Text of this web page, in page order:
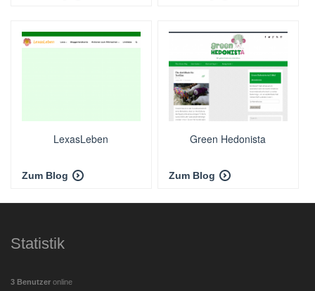
LexasLeben
Zum Blog
Green Hedonista
Zum Blog
Statistik
3 Benutzer online